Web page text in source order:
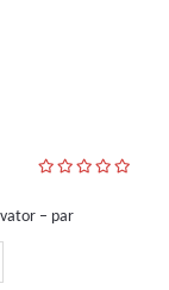
– par